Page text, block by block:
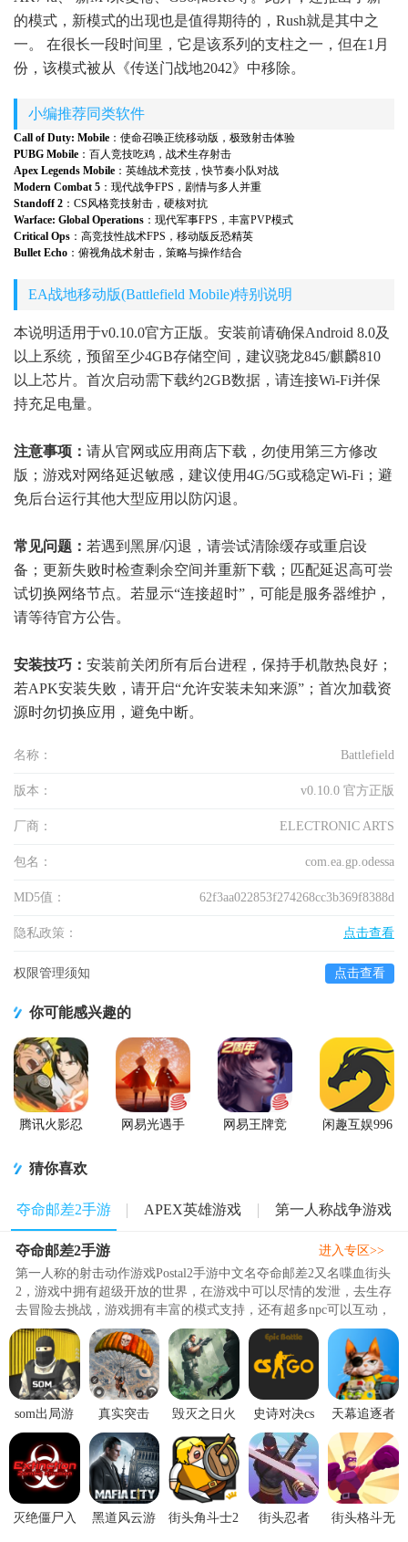
的模式，新模式的出现也是值得期待的，Rush就是其中之
一。 在很长一段时间里，它是该系列的支柱之一，但在1月
份，该模式被从《传送门战地2042》中移除。
小编推荐同类软件
Call of Duty: Mobile ：使命召唤正统移动版，极致射击体验
PUBG Mobile ：百人竞技吃鸡，战术生存射击
Apex Legends Mobile ：英雄战术竞技，快节奏小队对战
Modern Combat 5 ：现代战争FPS，剧情与多人并重
Standoff 2 ：CS风格竞技射击，硬核对抗
Warface: Global Operations ：现代军事FPS，丰富PVP模式
Critical Ops ：高竞技性战术FPS，移动版反恐精英
Bullet Echo ：俯视角战术射击，策略与操作结合
EA战地移动版(Battlefield Mobile)特别说明
本说明适用于v0.10.0官方正版。安装前请确保Android 8.0及
以上系统，预留至少4GB存储空间，建议骁龙845/麒麟810
以上芯片。首次启动需下载约2GB数据，请连接Wi-Fi并保
持充足电量。
注意事项： 请从官网或应用商店下载，勿使用第三方修改
版；游戏对网络延迟敏感，建议使用4G/5G或稳定Wi-Fi；避
免后台运行其他大型应用以防闪退。
常见问题： 若遇到黑屏/闪退，请尝试清除缓存或重启设
备；更新失败时检查剩余空间并重新下载；匹配延迟高可尝
试切换网络节点。若显示“连接超时”，可能是服务器维护，
请等待官方公告。
安装技巧： 安装前关闭所有后台进程，保持手机散热良好；
若APK安装失败，请开启“允许安装未知来源”；首次加载资
源时勿切换应用，避免中断。
名称： Battlefield
版本： v0.10.0 官方正版
厂商： ELECTRONIC ARTS
包名： com.ea.gp.odessa
MD5值： 62f3aa022853f274268cc3b369f8388d
隐私政策： 点击查看
权限管理须知 点击查看
你可能感兴趣的
腾讯火影忍
网易光遇手
网易王牌竞
闲趣互娱996
猜你喜欢
夺命邮差2手游 APEX英雄游戏 第一人称战争游戏
夺命邮差2手游
第一人称的射击动作游戏Postal2手游中文名夺命邮差2又名喋血街头
2，游戏中拥有超级开放的世界，在游戏中可以尽情的发泄，去生存
去冒险去挑战，游戏拥有丰富的模式支持，还有超多npc可以互动，
趣味性和可玩性极强，游戏的评价相当高。精品下载站这里附上夺
命邮差2手机版给感兴趣的朋友试玩，夺命邮差2破解版拥有无限的
子弹，没有广告，夺命邮差2手机版可以免费体验试玩，感兴趣的可
下载一试。..
进入专区>>
som出局游
戏国际
服.apk4.2.1
最新版
真实突击
2026无限金
币版21.2手
机畅玩版
毁灭之日火
(DOOM
DAYS Fire
Shooter)安卓
版1.10.
史诗对决cs
go版1.7.4 内
置菜单
天幕追逐者
(Skyfall
灭绝僵尸入
黑道风云游
街头角斗士2
街头忍者
街头格斗无